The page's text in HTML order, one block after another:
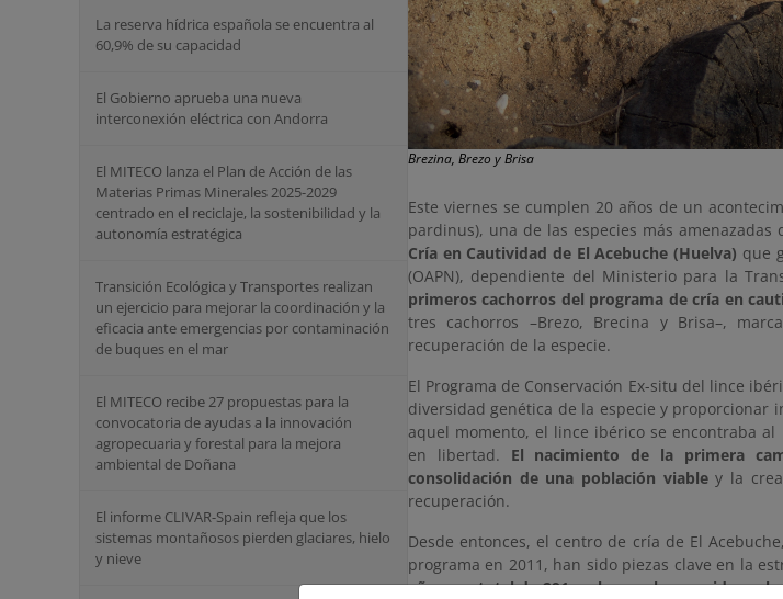
La reserva hídrica española se encuentra al
60,9% de su capacidad
El Gobierno aprueba una nueva
interconexión eléctrica con Andorra
El MITECO lanza el Plan de Acción de las
Materias Primas Minerales 2025-2029
centrado en el reciclaje, la sostenibilidad y la
autonomía estratégica
Transición Ecológica y Transportes realizan
un ejercicio para mejorar la coordinación y la
eficacia ante emergencias por contaminación
de buques en el mar
El MITECO recibe 27 propuestas para la
convocatoria de ayudas a la innovación
agropecuaria y forestal para la mejora
ambiental de Doñana
El informe CLIVAR-Spain refleja que los
sistemas montañosos pierden glaciares, hielo
y nieve
Brezina, Brezo y Brisa
Este viernes se cumplen 20 años de un
pardinus), una de las especies más amenazadas
Cría en Cautividad de El Acebuche (Huelva) que
(OAPN), dependiente del Ministerio para la
primeros cachorros del programa de cría en
tres cachorros –Brezo, Brecina y Brisa–,
recuperación de la especie.
El Programa de Conservación Ex-situ del lince
diversidad genética de la especie y proporcionar
aquel momento, el lince ibérico se encontraba
en libertad. El nacimiento de la primera
consolidación de una población viabley la
recuperación.
Desde entonces, el centro de cría de El
programa en 2011, han sido piezas clave en la
años, un total de 291 cachorros han nacido en